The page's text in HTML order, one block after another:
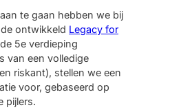
te gaan hebben we bij
ontwikkeld Legacy for
5e verdieping
van een volledige
riskant), stellen we een
voor, gebaseerd op
pijlers.